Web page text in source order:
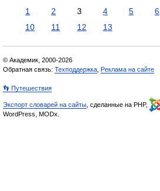
1 2 3 4 5 6
10
11 12 13
© Академик, 2000-2026
Обратная связь: Техподдержка Реклама на сайте
👣 Путешествия
Экспорт словарей на сайты , сделанные на PHP,
WordPress, MODx.